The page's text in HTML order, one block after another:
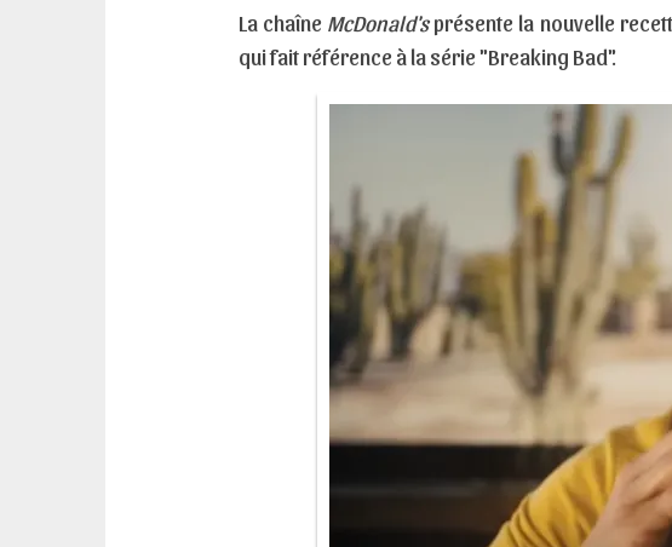
La chaîne McDonald'sprésente la nouvelle
qui fait référence à la série "Breaking Bad".